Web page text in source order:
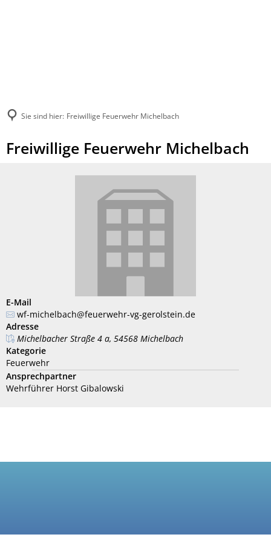
Sie sind hier: Freiwillige Feuerwehr Michelbach
Freiwillige Feuerwehr Michelbach
E-Mail
wf-michelbach@feuerwehr-vg-gerolstein.de
Adresse
Michelbacher Straße 4 a, 54568 Michelbach
Kategorie
Feuerwehr
Ansprechpartner
Wehrführer Horst Gibalowski